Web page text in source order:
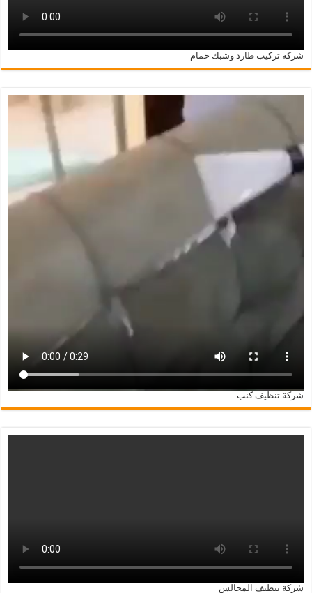
شركة تركيب طارد وشبك حمام
شركة تنظيف كنب
شركة تنظيف المجالس